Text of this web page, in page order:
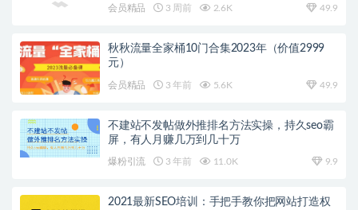
会员精品 3 周前 2.6K 49.9
秋秋流量全家桶10门合集2023年（价值2999
元）
会员精品 3 年前 5.6K 49.9
不建站不发帖做外推排名方法实操，持久seo霸
屏，有人月赚几万到几十万
爆粉引流 3 年前 11.0K 9.9
2021最新SEO培训：手把手教你把网站打造权